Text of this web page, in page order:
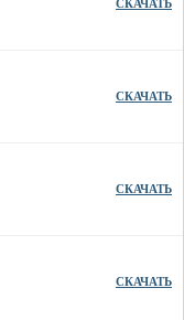
СКАЧАТЬ
СКАЧАТЬ
СКАЧАТЬ
СКАЧАТЬ